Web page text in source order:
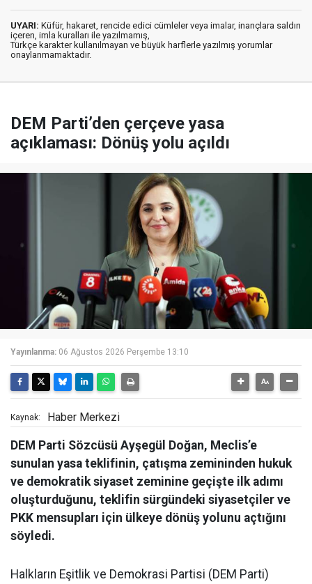
UYARI: Küfür, hakaret, rencide edici cümleler veya imalar, inançlara saldırı
içeren, imla kuralları ile yazılmamış,
Türkçe karakter kullanılmayan ve büyük harflerle yazılmış yorumlar
onaylanmamaktadır.
DEM Parti’den çerçeve yasa
açıklaması: Dönüş yolu açıldı
Yayınlanma: 06 Ağustos 2026 Perşembe 13:10
Kaynak: Haber Merkezi
DEM Parti Sözcüsü Ayşegül Doğan, Meclis’e
sunulan yasa teklifinin, çatışma zemininden hukuk
ve demokratik siyaset zeminine geçişte ilk adımı
oluşturduğunu, teklifin sürgündeki siyasetçiler ve
PKK mensupları için ülkeye dönüş yolunu açtığını
söyledi.
Halkların Eşitlik ve Demokrasi Partisi (DEM Parti)